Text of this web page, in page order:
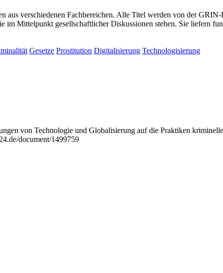
aus verschiedenen Fachbereichen. Alle Titel werden von der
Mittelpunkt gesellschaftlicher Diskussionen stehen. Sie liefern
Gesetze Prostitution Digitalisierung Technologisierung
von Technologie und Globalisierung auf die Praktiken
document/1499759